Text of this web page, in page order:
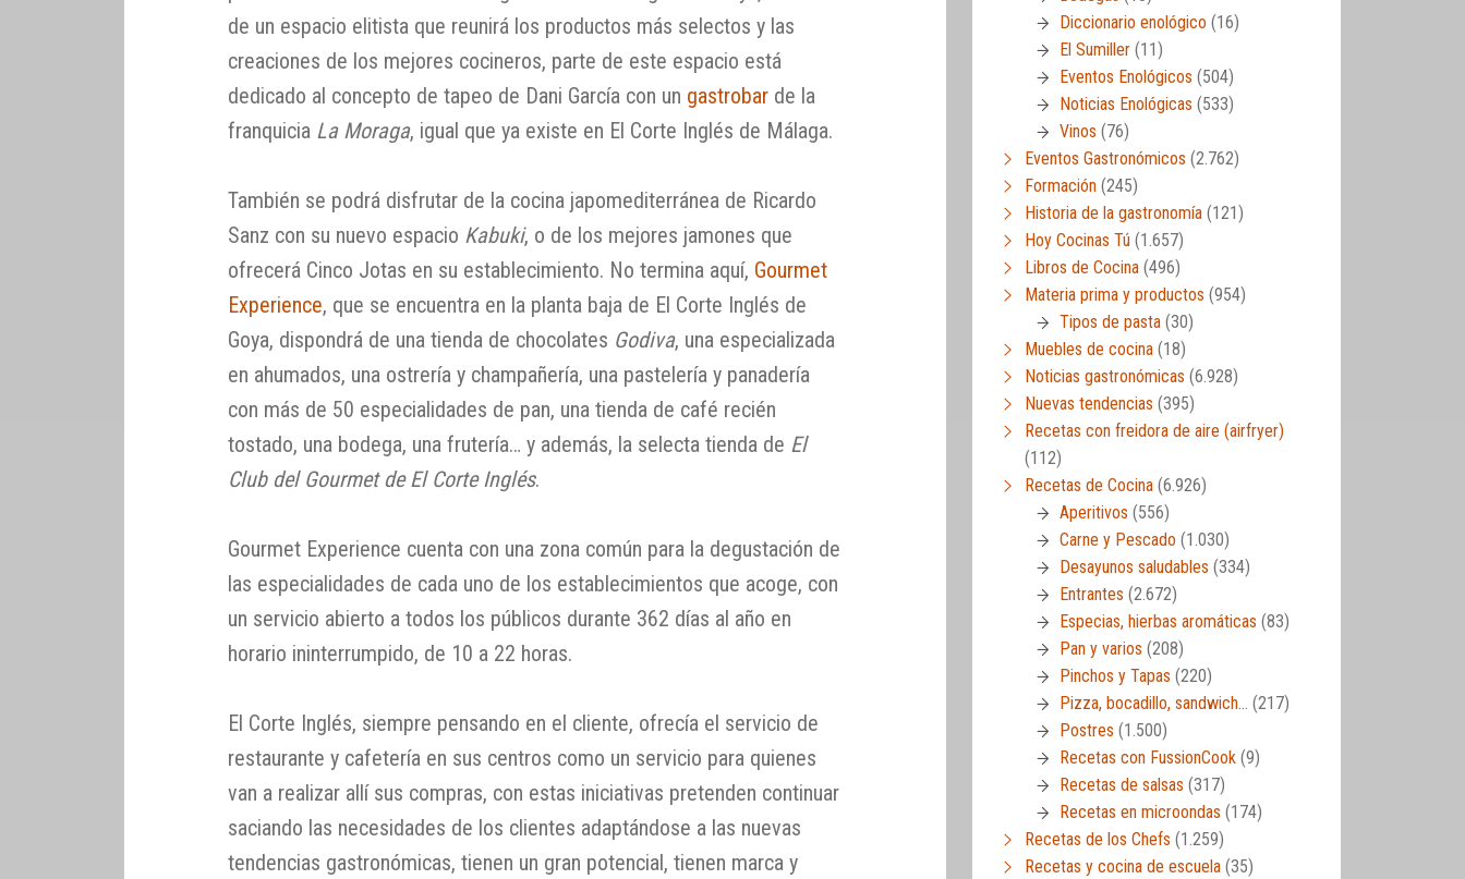
de un espacio elitista que reunirá los productos más selectos y las
creaciones de los mejores cocineros, parte de este espacio está
dedicado al concepto de tapeo de Dani García con un gastrobar de la
franquicia La Moraga, igual que ya existe en El Corte Inglés de Málaga.
También se podrá disfrutar de la cocina japomediterránea de Ricardo
Sanz con su nuevo espacio Kabuki, o de los mejores jamones que
ofrecerá Cinco Jotas en su establecimiento. No termina aquí, Gourmet
Experience, que se encuentra en la planta baja de El Corte Inglés de
Goya, dispondrá de una tienda de chocolates Godiva, una especializada
en ahumados, una ostrería y champañería, una pastelería y panadería
con más de 50 especialidades de pan, una tienda de café recién
tostado, una bodega, una frutería… y además, la selecta tienda de El
Club del Gourmet de El Corte Inglés.
Gourmet Experience cuenta con una zona común para la degustación de
las especialidades de cada uno de los establecimientos que acoge, con
un servicio abierto a todos los públicos durante 362 días al año en
horario ininterrumpido, de 10 a 22 horas.
El Corte Inglés, siempre pensando en el cliente, ofrecía el servicio de
restaurante y cafetería en sus centros como un servicio para quienes
van a realizar allí sus compras, con estas iniciativas pretenden continuar
saciando las necesidades de los clientes adaptándose a las nuevas
tendencias gastronómicas, tienen un gran potencial, tienen marca y
Diccionario enológico (16)
El Sumiller (11)
Eventos Enológicos (504)
Noticias Enológicas (533)
Vinos (76)
Eventos Gastronómicos (2.762)
Formación (245)
Historia de la gastronomía (121)
Hoy Cocinas Tú (1.657)
Libros de Cocina (496)
Materia prima y productos (954)
Tipos de pasta (30)
Muebles de cocina (18)
Noticias gastronómicas (6.928)
Nuevas tendencias (395)
Recetas con freidora de aire (airfryer)
(112)
Recetas de Cocina (6.926)
Aperitivos (556)
Carne y Pescado (1.030)
Desayunos saludables (334)
Entrantes (2.672)
Especias, hierbas aromáticas (83)
Pan y varios (208)
Pinchos y Tapas (220)
Pizza, bocadillo, sandwich… (217)
Postres (1.500)
Recetas con FussionCook (9)
Recetas de salsas (317)
Recetas en microondas (174)
Recetas de los Chefs (1.259)
Recetas y cocina de escuela (35)